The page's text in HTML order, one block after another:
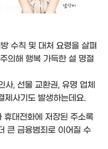
수칙 및 대처 요령을 살펴
의해 행복 가득한 설 명절
, 선물 교환권, 유명 업체
제사기도 발생하는데요.
휴대전화에 저장된 주소록
큰 금융범죄로 이어질 수